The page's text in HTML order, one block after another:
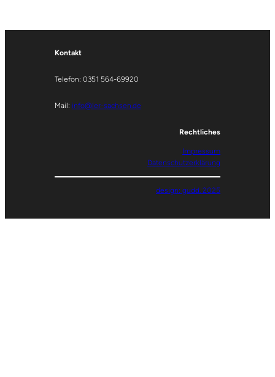
Kontakt
Telefon: 0351 564-69920
Mail: info@ler-sachsen.de
Rechtliches
Impressum
Datenschutzerklärung
design: gudd. 2025